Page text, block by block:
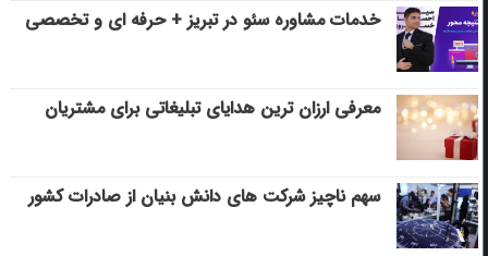
خدمات مشاوره سئو در تبریز + حرفه ای و تخصصی
معرفی ارزان ترین هدایای تبلیغاتی برای مشتریان
سهم ناچیز شرکت های دانش بنیان از صادرات کشور